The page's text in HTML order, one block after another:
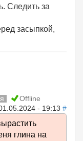
Следить за
засыпкой,
Offline
- 19:13 #
глина на